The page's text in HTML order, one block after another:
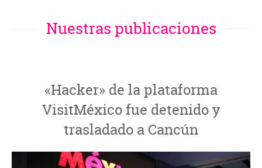
Nuestras publicaciones
«Hacker» de la plataforma
VisitMéxico fue detenido y
trasladado a Cancún